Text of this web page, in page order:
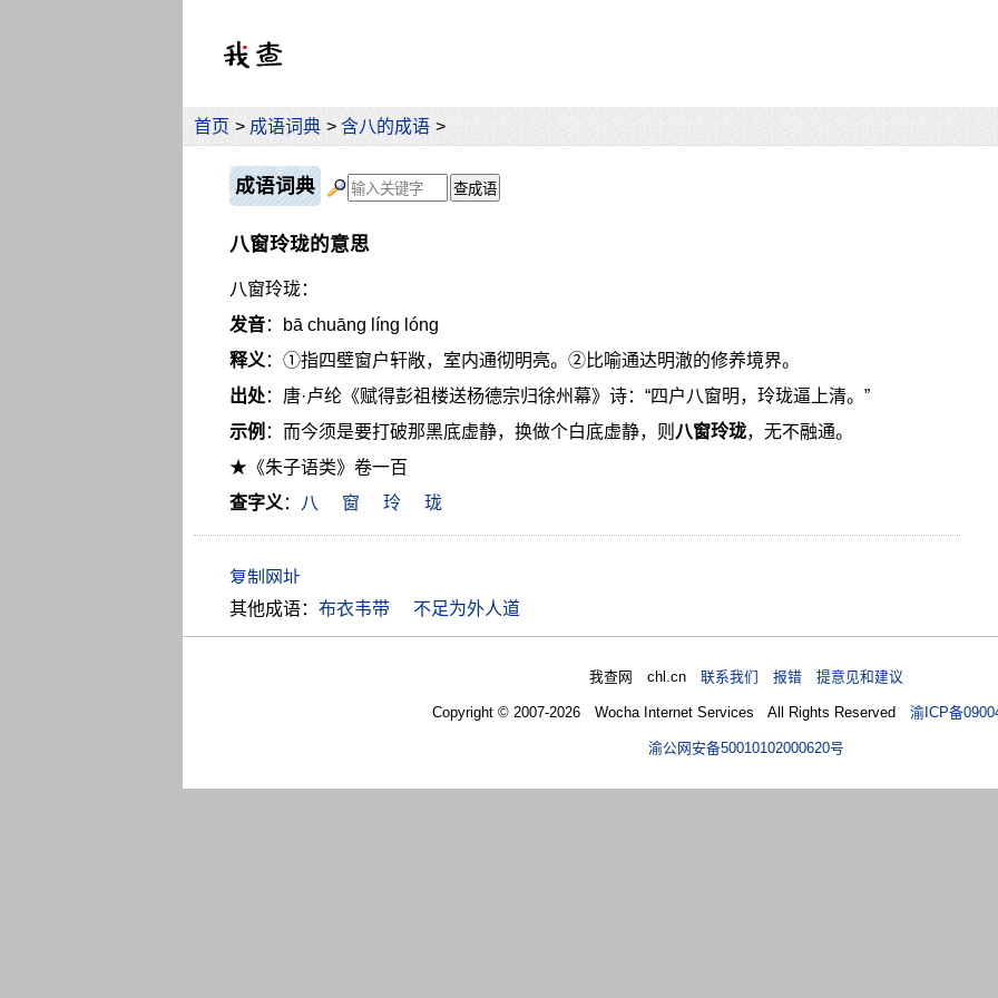
首页 > 成语词典 > 含八的成语 >
成语词典
八窗玲珑的意思
八窗玲珑：
发音：bā chuāng líng lóng
释义：①指四壁窗户轩敞，室内通彻明亮。②比喻通达明澈的修养境界。
出处：唐·卢纶《赋得彭祖楼送杨德宗归徐州幕》诗：“四户八窗明，玲珑逼上清。”
示例 ：而今须是要打破那黑底虚静，换做个白底虚静，则 八窗玲珑，无不融通。
★《朱子语类》卷一百
查字义： 八 窗 玲 珑
其他成语： 布衣韦带 不足为外人道
我查网 chl.cn联系我们 报错 提意见和建议
Copyright © 2007-2026 Wocha Internet Services All Rights Reserved渝ICP备
渝公网安备50010102000620号